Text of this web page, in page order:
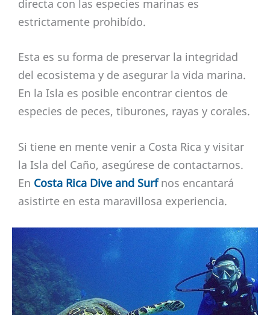
directa con las especies marinas es
estrictamente prohibído.
Esta es su forma de preservar la integridad
del ecosistema y de asegurar la vida marina.
En la Isla es posible encontrar cientos de
especies de peces, tiburones, rayas y corales.
Si tiene en mente venir a Costa Rica y visitar
la Isla del Caño, asegúrese de contactarnos.
En Costa Rica Dive and Surfnos encantará
asistirte en esta maravillosa experiencia.